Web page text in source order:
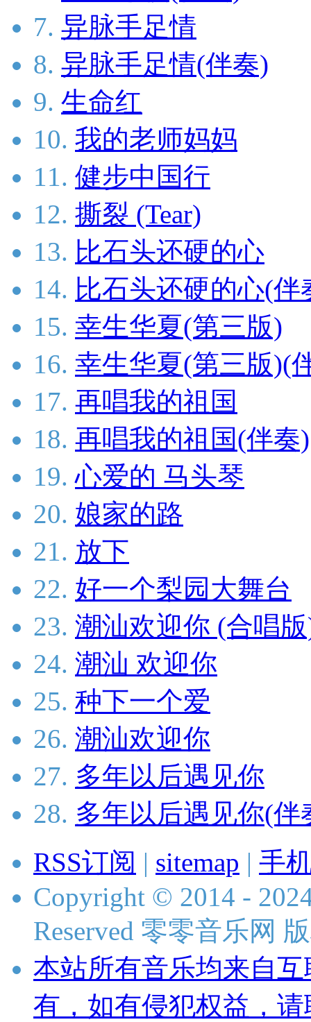
7. 异脉手足情
8. 异脉手足情(伴奏)
9. 生命红
10. 我的老师妈妈
11. 健步中国行
12. 撕裂 (Tear)
13. 比石头还硬的心
14. 比石头还硬的心(伴
15. 幸生华夏(第三版)
16. 幸生华夏(第三版)(
17. 再唱我的祖国
18. 再唱我的祖国(伴奏)
19. 心爱的 马头琴
20. 娘家的路
21. 放下
22. 好一个梨园大舞台
23. 潮汕欢迎你 (合唱
24. 潮汕 欢迎你
25. 种下一个爱
26. 潮汕欢迎你
27. 多年以后遇见你
28. 多年以后遇见你(伴
RSS订阅 | sitemap | 手
Copyright © 2014 -
Reserved 零零音乐网
本站所有音乐均来自
有，如有侵犯权益，